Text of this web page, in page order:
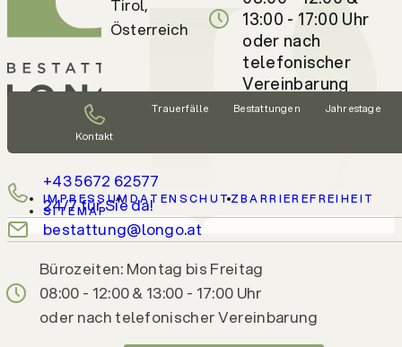
Kontakt
Trauerfälle Bestattungen Jahrestage
+43 5672 62577
24/7 für Sie da!
bestattung@longo.at
Bürozeiten: Montag bis Freitag
08:00 - 12:00 & 13:00 - 17:00 Uhr
oder nach telefonischer Vereinbarung
Tirol,
Österreich
13:00 - 17:00 Uhr
oder nach
telefonischer
Vereinbarung
IMPRESSUM DATENSCHUTZBARRIEREFREIHEIT
SITEMAP